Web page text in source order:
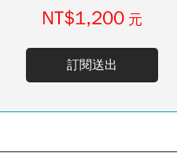
NT$1,200 元
訂閱送出